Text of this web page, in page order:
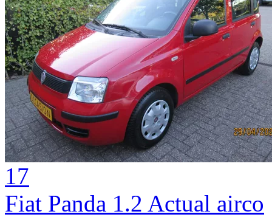
17
Fiat Panda 1.2 Actual airco